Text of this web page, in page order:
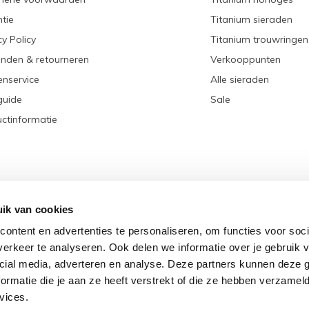
van cookies
en advertenties te personaliseren, om functies voor
te analyseren. Ook delen we informatie over je gebruik
media, adverteren en analyse. Deze partners kunnen deze
die je aan ze heeft verstrekt of die ze hebben
Policy
& retourneren
Titanium sieraden
Titanium trouwringen
Verkooppunten
Alle sieraden
Sale
© Copyright 2026- Theme RePos - Theme ByDMWSxPlus+ -RSS-feed